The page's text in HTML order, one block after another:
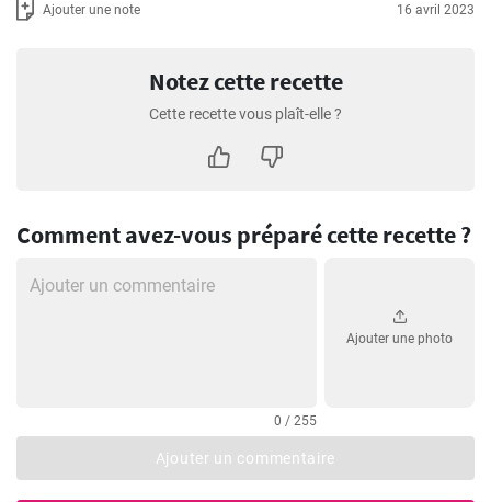
Ajouter une note 16 avril 2023
Notez cette recette
Cette recette vous plaît-elle ?
Comment avez-vous préparé cette recette ?
0 / 255
Ajouter une photo
Ajouter un commentaire